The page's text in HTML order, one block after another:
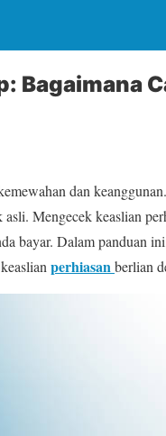
Bagaimana
dan
Mengecek keaslian
bayar. Dalam panduan
perhiasanberlian